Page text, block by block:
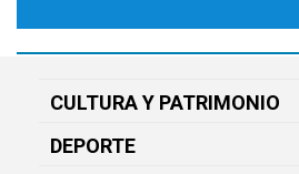
CULTURA Y PATRIMONIO
DEPORTE